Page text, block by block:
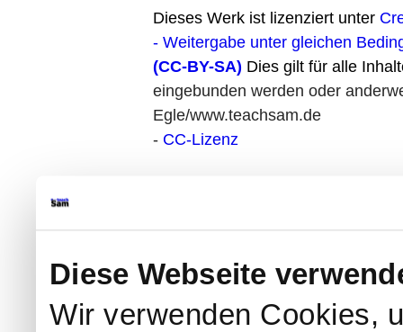
Diese Webseite
Wir verwenden Cookies,
Dieses Werk ist lizenziert unter
- Weitergabe unter gleichen
(CC-BY-SA) Dies gilt für alle
eingebunden werden oder
Egle/www.teachsam.de
- CC-Lizenz